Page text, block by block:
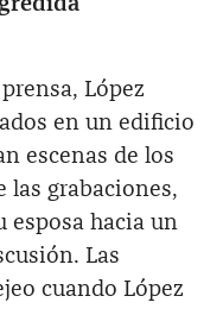
López
en un edificio
escenas de los
las grabaciones,
esposa hacia un
Las
cuando López